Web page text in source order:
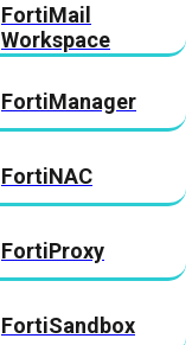
FortiMail
Workspace
FortiManager
FortiNAC
FortiProxy
FortiSandbox